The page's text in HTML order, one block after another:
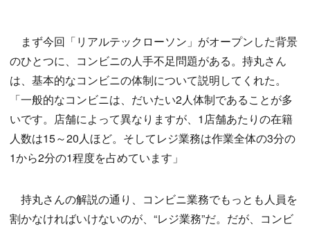
まず今回「リアルテックローソン」がオープンした背景
のひとつに、コンビニの人手不足問題がある。持丸さん
は、基本的なコンビニの体制について説明してくれた。
「一般的なコンビニは、だいたい2人体制であることが多
いです。店舗によって異なりますが、1店舗あたりの在籍
人数は15～20人ほど。そしてレジ業務は作業全体の3分の
1から2分の1程度を占めています」
持丸さんの解説の通り、コンビニ業務でもっとも人員を
割かなければいけないのが、“レジ業務”だ。だが、コンビ